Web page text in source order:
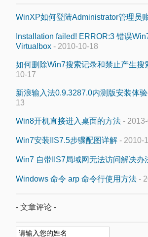
WinXP如何登陆Administrator管理员
Installation failed! ERROR:3 错误
Virtualbox - 2010-10-18
如何删除Win7搜索记录和禁止产生搜
10-17
新浪输入法0.9.3287.0内测版安装体
13
Win8开机直接进入桌面的方法 -
Win7安装IIS7.5步骤配图详解 - 2010-
Win7 自带IIS7局域网无法访问解决办
Windows 命令 arp 命令行使用方法 -
- 文章评论 -